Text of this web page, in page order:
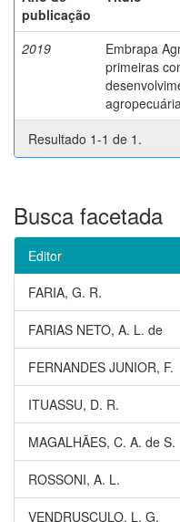
publicação
2019
Embrapa
primeiras
Resultado 1-1 de 1.
Busca facetada
Editor
FARIA, G. R.
FARIAS NETO, A. L. de
FERNANDES JUNIOR, F.
ITUASSU, D. R.
MAGALHÃES, C. A. de S.
ROSSONI, A. L.
VENDRUSCULO, L. G.